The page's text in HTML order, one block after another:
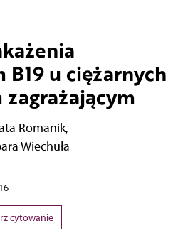
u ciężarnych
Romanik,
Wiechuła
cytowanie